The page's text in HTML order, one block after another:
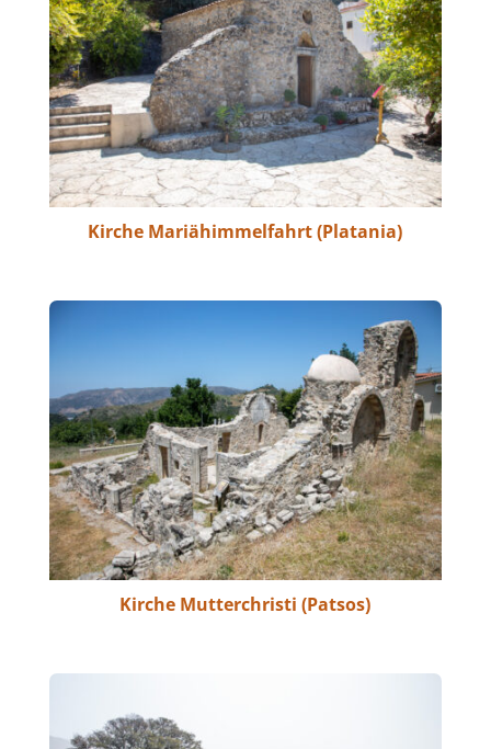
Kirche Mariähimmelfahrt (Platania)
Kirche Mutterchristi (Patsos)